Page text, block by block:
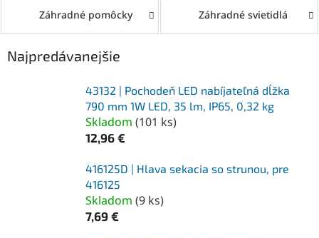
Záhradné pomôcky Záhradné svietidlá
Najpredávanejšie
43132 | Pochodeň LED nabíjateľná dĺžka
790 mm 1W LED, 35 lm, IP65, 0,32 kg
Skladom (101 ks)
12,96 €
416125D | Hlava sekacia so strunou, pre
416125
Skladom (9 ks)
7,69 €